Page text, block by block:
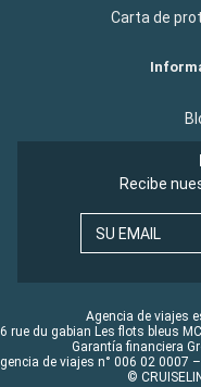
Carta de
Recibe
SU EMAIL
Agencia de viajes
rue du gabian Les flots bleus
Garantía financiera
de viajes n° 006 02 0007
©